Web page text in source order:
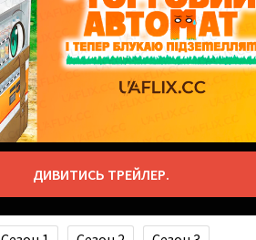
ДИВИТИСЬ ТРЕЙЛЕР.